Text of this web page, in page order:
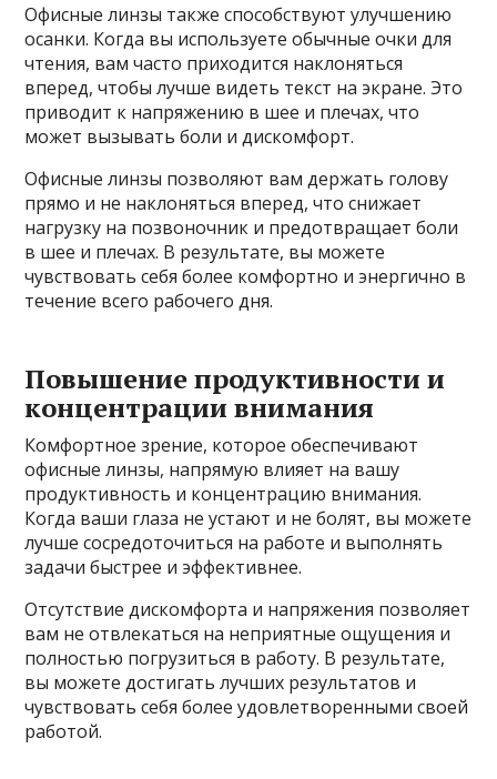
Офисные линзы также способствуют улучшению
осанки. Когда вы используете обычные очки для
чтения, вам часто приходится наклоняться
вперед, чтобы лучше видеть текст на экране. Это
приводит к напряжению в шее и плечах, что
может вызывать боли и дискомфорт.
Офисные линзы позволяют вам держать голову
прямо и не наклоняться вперед, что снижает
нагрузку на позвоночник и предотвращает боли
в шее и плечах. В результате, вы можете
чувствовать себя более комфортно и энергично в
течение всего рабочего дня.
Повышение продуктивности и
концентрации внимания
Комфортное зрение, которое обеспечивают
офисные линзы, напрямую влияет на вашу
продуктивность и концентрацию внимания.
Когда ваши глаза не устают и не болят, вы можете
лучше сосредоточиться на работе и выполнять
задачи быстрее и эффективнее.
Отсутствие дискомфорта и напряжения позволяет
вам не отвлекаться на неприятные ощущения и
полностью погрузиться в работу. В результате,
вы можете достигать лучших результатов и
чувствовать себя более удовлетворенными своей
работой.